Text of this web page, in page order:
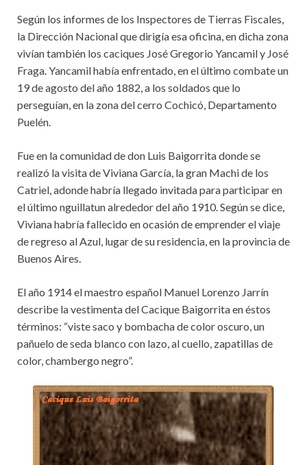
Según los informes de los Inspectores de Tierras Fiscales,
la Dirección Nacional que dirigía esa oficina, en dicha zona
vivían también los caciques José Gregorio Yancamil y José
Fraga. Yancamil había enfrentado, en el último combate un
19 de agosto del año 1882, a los soldados que lo
perseguían, en la zona del cerro Cochicó, Departamento
Puelén.
Fue en la comunidad de don Luis Baigorrita donde se
realizó la visita de Viviana García, la gran Machi de los
Catriel, adonde habría llegado invitada para participar en
el último nguillatun alrededor del año 1910. Según se dice,
Viviana habría fallecido en ocasión de emprender el viaje
de regreso al Azul, lugar de su residencia, en la provincia de
Buenos Aires.
El año 1914 el maestro español Manuel Lorenzo Jarrín
describe la vestimenta del Cacique Baigorrita en éstos
términos: “viste saco y bombacha de color oscuro, un
pañuelo de seda blanco con lazo, al cuello, zapatillas de
color, chambergo negro”.